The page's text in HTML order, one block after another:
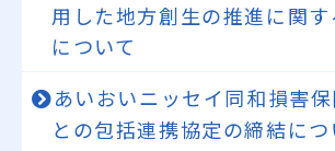
用した地方創生の推進に関
について
あいおいニッセイ同和損害
との包括連携協定の締結につ